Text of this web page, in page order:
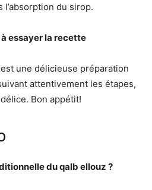
du sirop.
essayer la recette
est une délicieuse préparation
attentivement les étapes,
Bon appétit!
du qalb ellouz ?